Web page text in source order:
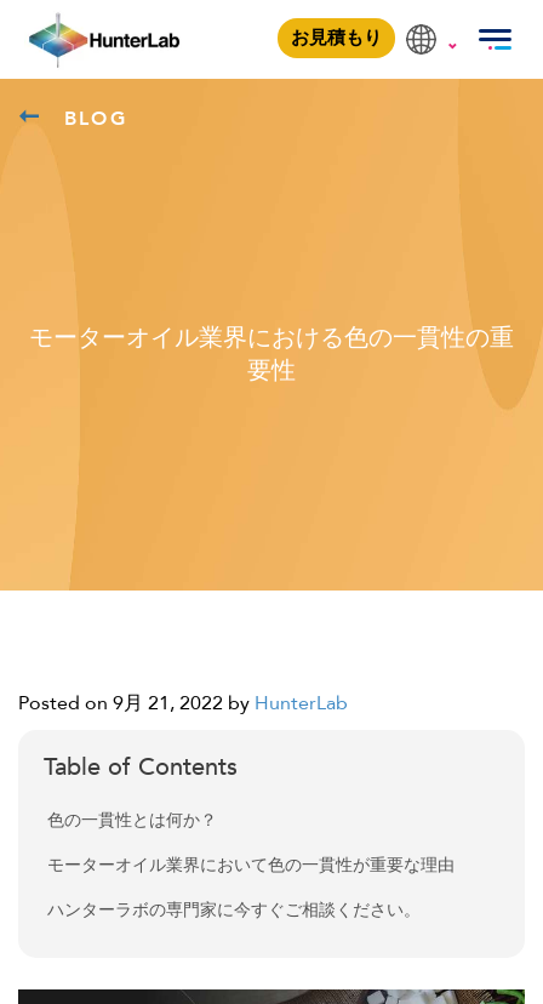
お見積もり
BLOG
モーターオイル業界における色の一貫性の重
要性
Posted on 9月 21, 2022 by HunterLab
Table of Contents
色の一貫性とは何か？
モーターオイル業界において色の一貫性が重要な理由
ハンターラボの専門家に今すぐご相談ください。